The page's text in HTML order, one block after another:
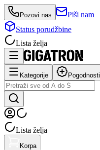
Pozovi nas
Piši nam
Status porudžbine
Lista želja
Kategorije Pogodnosti
Lista želja
Korpa